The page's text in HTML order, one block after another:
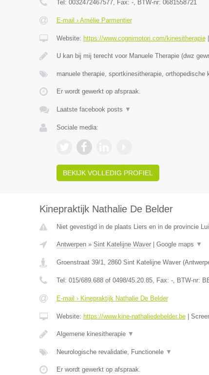
Tel: 0032472467577, Fax: -, BTW-nr: 0681558721
E-mail › Amélie Parmentier
Website: https://www.cognimotori.com/kinesitherapie|
U kan bij mij terecht voor Manuele Therapie (dwz
manuele therapie, sportkinesitherapie, orthopedische
Er wordt gewerkt op afspraak.
Laatste facebook posts ▼
Sociale media:
BEKIJK VOLLEDIG PROFIEL
Kinepraktijk Nathalie De Belder
Niet gevestigd in de plaats Liers en in de provincie
Antwerpen» Sint Katelijne Waver| Google maps ▼
Groenstraat 39/1, 2860 Sint Katelijne Waver(
Tel: 015/689.688 of 0498/45.20.85, Fax: -, BTW-nr:
E-mail › Kinepraktijk Nathalie De Belder
Website: https://www.kine-nathaliedebelder.be|
Algemene kinesitherapie ▼
Neurologische revalidatie, Functionele ▼
Er wordt gewerkt op afspraak.